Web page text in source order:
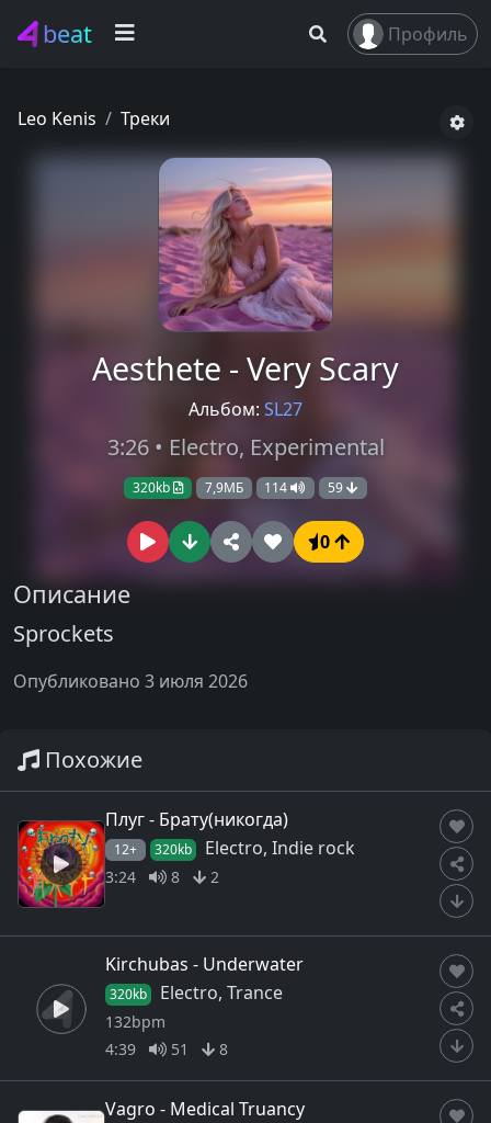
beat Профиль
Leo Kenis Треки
Aesthete - Very Scary
Альбом: SL27
3:26 • Electro, Experimental
320kb 7,9МБ 114 59
0
Описание
Sprockets
Опубликовано 3 июля 2026
Похожие
Плуг - Брату(никогда)
12+ 320kb Electro, Indie rock
3:24 8 2
Kirchubas - Underwater
320kb Electro, Trance
132bpm
4:39
51 8
Vagro - Medical Truancy